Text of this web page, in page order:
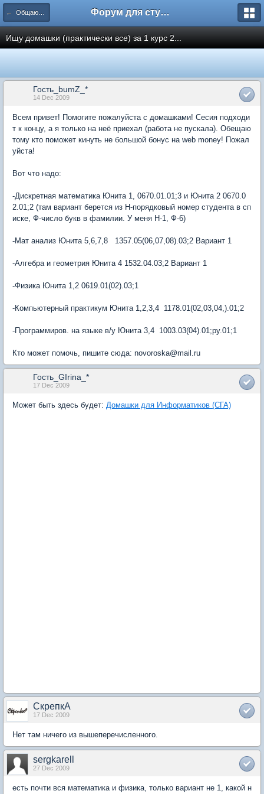
← Общаются информатики Форум для студента СГА
Ищу домашки (практически все) за 1 курс 2...
Гость_bumZ_*
14 Dec 2009
Всем привет! Помогите пожалуйста с домашками! Сесия подходи
т к концу, а я только на неё приехал (работа не пускала). Обещаю
тому кто поможет кинуть не большой бонус на web money! Пожал
уйста!
Вот что надо:
-Дискретная математика Юнита 1, 0670.01.01;3 и Юнита 2 0670.0
2.01;2 (там вариант берется из H-порядковый номер студента в сп
иске, Ф-число букв в фамилии. У меня Н-1, Ф-6)
-Мат анализ Юнита 5,6,7,8 1357.05(06,07,08).03;2 Вариант 1
-Алгебра и геометрия Юнита 4 1532.04.03;2 Вариант 1
-Физика Юнита 1,2 0619.01(02).03;1
-Компьютерный практикум Юнита 1,2,3,4 1178.01(02,03,04,).01;2
-Программиров. на языке в/у Юнита 3,4 1003.03(04).01;ру.01;1
Кто может помочь, пишите сюда: novoroska@mail.ru
Гость_GIrina_*
17 Dec 2009
Может быть здесь будет: Домашки для Информатиков (СГА)
СкрепкА
17 Dec 2009
Нет там ничего из вышеперечисленного.
sergkarell
27 Dec 2009
есть почти вся математика и физика, только вариант не 1, какой н